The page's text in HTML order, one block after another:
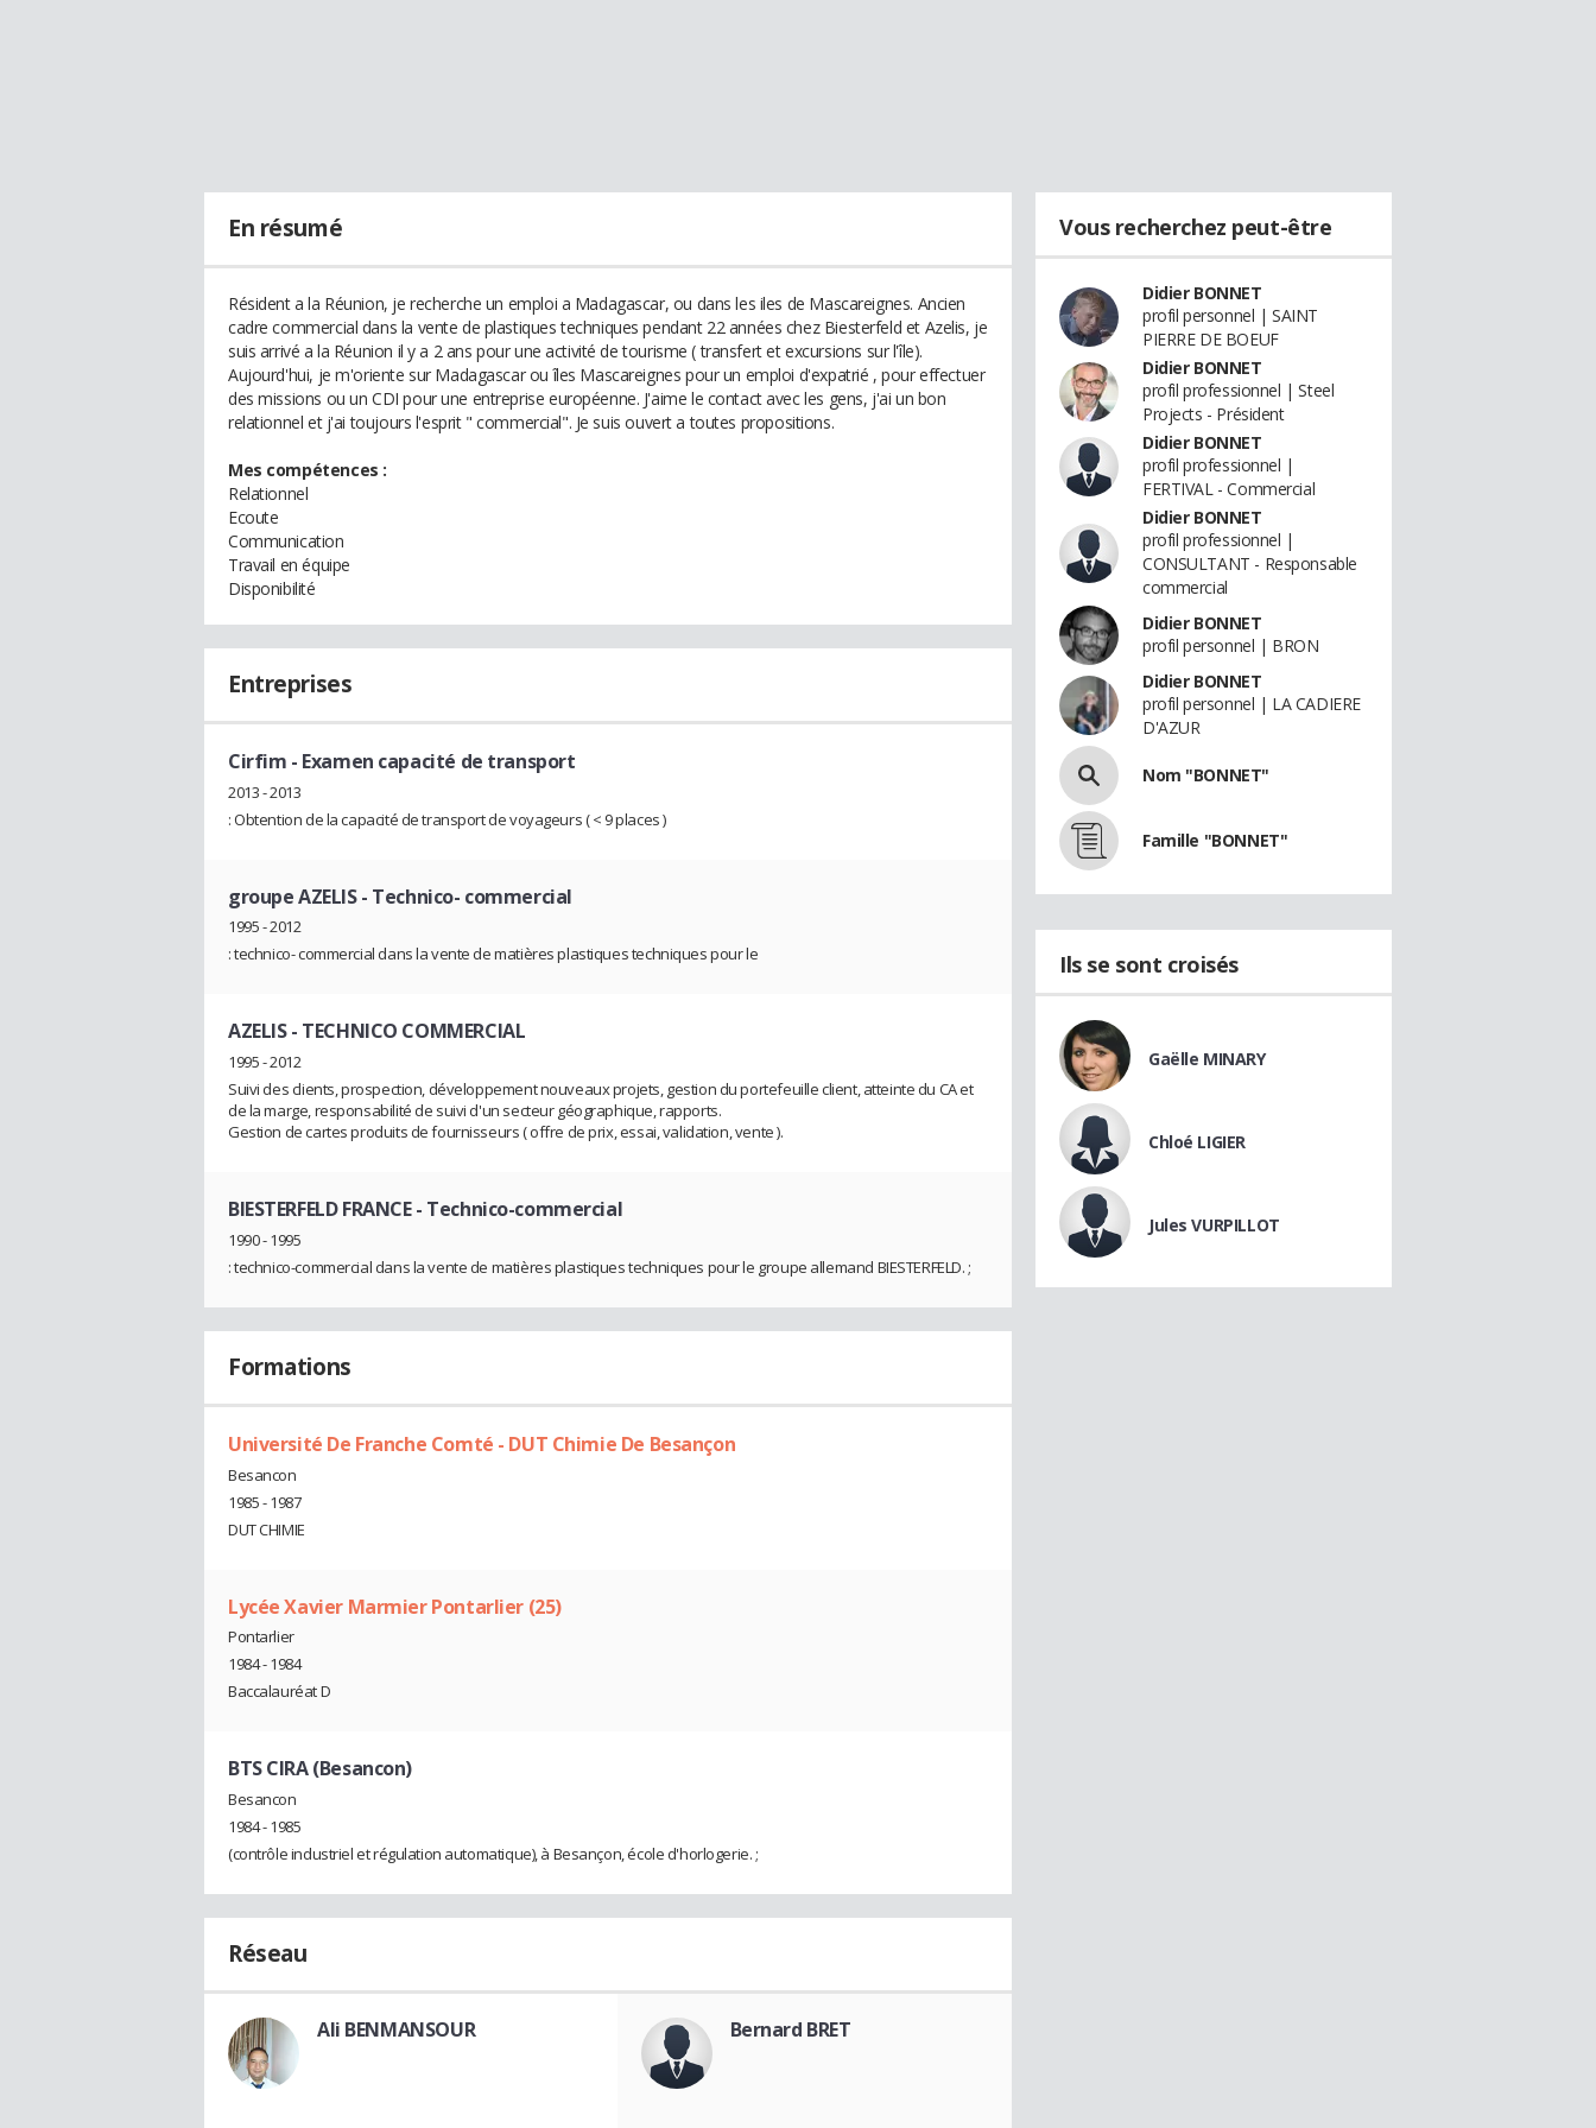
En résumé
Résident a la Réunion, je recherche un emploi a Madagascar, ou dans les iles de Mascareignes. Ancien
cadre commercial dans la vente de plastiques techniques pendant 22 années chez Biesterfeld et Azelis, je
suis arrivé a la Réunion il y a 2 ans pour une activité de tourisme ( transfert et excursions sur l'île).
Aujourd'hui, je m'oriente sur Madagascar ou îles Mascareignes pour un emploi d'expatrié , pour effectuer
des missions ou un CDI pour une entreprise européenne. J'aime le contact avec les gens, j'ai un bon
relationnel et j'ai toujours l'esprit " commercial". Je suis ouvert a toutes propositions.
Mes compétences :
Relationnel
Ecoute
Communication
Travail en équipe
Disponibilité
Entreprises
Cirfim - Examen capacité de transport
2013 - 2013
: Obtention de la capacité de transport de voyageurs ( < 9 places )
groupe AZELIS- Technico- commercial
1995 - 2012
: technico- commercial dans la vente de matières plastiques techniques pour le
AZELIS- TECHNICO COMMERCIAL
1995 - 2012
Suivi des clients, prospection, développement nouveaux projets, gestion du portefeuille client, atteinte du CA et
de la marge, responsabilité de suivi d'un secteur géographique, rapports.
Gestion de cartes produits de fournisseurs ( offre de prix, essai, validation, vente ).
BIESTERFELD FRANCE- Technico-commercial
1990 - 1995
: technico-commercial dans la vente de matières plastiques techniques pour le groupe allemand BIESTERFELD. ;
Formations
Université De Franche Comté - DUT Chimie De Besançon
Besancon
1985 - 1987
DUT CHIMIE
Lycée Xavier Marmier Pontarlier (25)
Pontarlier
1984 - 1984
Baccalauréat D
BTS CIRA (Besancon)
Besancon
1984 - 1985
(contrôle industriel et régulation automatique), à Besançon, école d'horlogerie. ;
Réseau
Ali BENMANSOUR Bernard BRET
Vous recherchez peut-être
Didier BONNET
profil personnel | SAINT
PIERRE DE BOEUF
Didier BONNET
profil professionnel | Steel
Projects - Président
Didier BONNET
profil professionnel |
FERTIVAL - Commercial
Didier BONNET
profil professionnel |
CONSULTANT - Responsable
commercial
Didier BONNET
profil personnel | BRON
Didier BONNET
profil personnel | LA CADIERE
D'AZUR
Nom "BONNET"
Famille "BONNET"
Ils se sont croisés
Gaëlle MINARY
Chloé LIGIER
Jules VURPILLOT